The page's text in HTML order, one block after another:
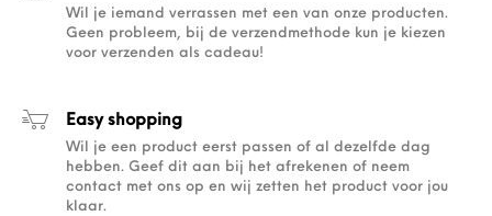
Wil je iemand verrassen met een van onze producten.
Geen probleem, bij de verzendmethode kun je kiezen
voor verzenden als cadeau!
Easy shopping
Wil je een product eerst passen of al dezelfde dag
hebben. Geef dit aan bij het afrekenen of neem
contact met ons op en wij zetten het product voor jou
klaar.